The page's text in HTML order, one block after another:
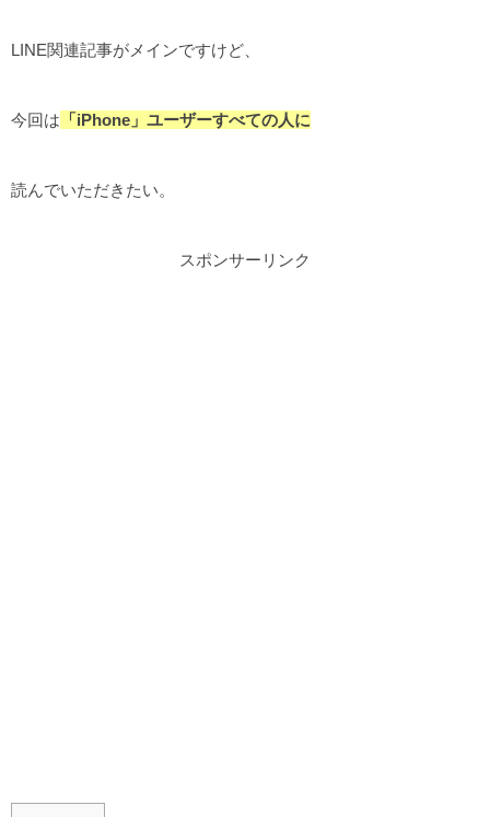
LINE関連記事がメインですけど、
今回は 「iPhone」ユーザーすべての人に
読んでいただきたい。
スポンサーリンク